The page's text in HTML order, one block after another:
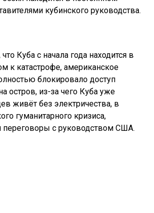
кубинского руководства.
Куба с начала года находится в
к катастрофе, американское
блокировало доступ
остров, из-за чего Куба уже
живёт без электричества, в
гуманитарного кризиса,
с руководством США.